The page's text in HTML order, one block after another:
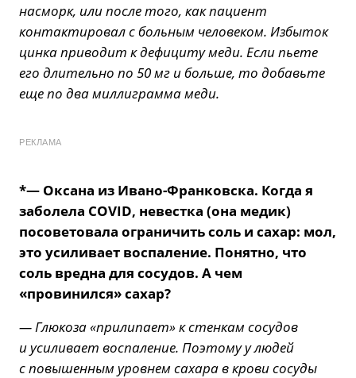
насморк, или после того, как пациент
контактировал с больным человеком. Избыток
цинка приводит к дефициту меди. Если пьете
его длительно по 50 мг и больше, то добавьте
еще по два миллиграмма меди.
РЕКЛАМА
*— Оксана из Ивано-Франковска. Когда я
заболела COVID, невестка (она медик)
посоветовала ограничить соль и сахар: мол,
это усиливает воспаление. Понятно, что
соль вредна для сосудов. А чем
«провинился» сахар?
— Глюкоза «прилипает» к стенкам сосудов
и усиливает воспаление. Поэтому у людей
с повышенным уровнем сахара в крови сосуды